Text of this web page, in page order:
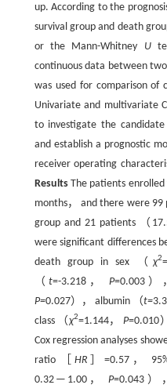
up. According to the
survival group and death
or the Mann-Whitney U
continuous data between
was used for comparison of
Univariate and multivariate
to investigate the
and establish a prognostic
receiver operating
ResultsThe patients
months， and there were 99
group and 21 patients （
were significant differences
death group in sex （ χ2
（ t=-3.218， P=0.003）
P=0.027）， albumin （t=
class （χ2=1.144，P=0.010
Cox regression analyses
ratio ［ HR ］=0.57，
0.32‍ ‍—‍ ‍1.00，P=0.043）